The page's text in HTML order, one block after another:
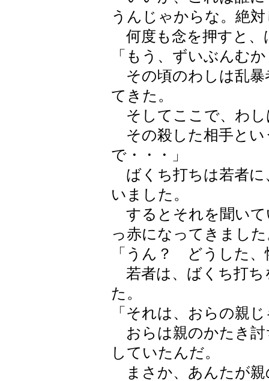
うんじゃからな。絶
何度も念を押すと、
「もう、ずいぶんむ
その頃のわしは乱暴
てきた。
そしてここで、わし
その殺した相手とい
で・・・」
ばくち打ちは若者に
いました。
するとそれを聞いて
っ赤になってきまし
「うん？ どうした、
若者は、ばくち打ち
た。
「それは、おらの親
おらは親のかたき討
していたんだ。
まさか、あんたが親